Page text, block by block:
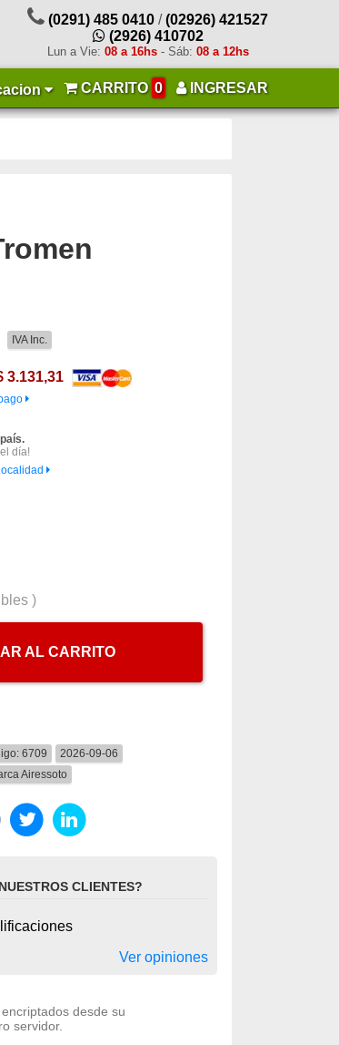
(0291) 485 0410 /(02926) 421527
(2926) 410702
Lun a Vie: 08 a 16hs- Sáb: 08 a 12hs
CARRITO 0 INGRESAR
IVA Inc.
3.131,31
día!
)
AL CARRITO
6709
2026-09-06
Airessoto
CLIENTES?
Ver opiniones
desde su
servidor.